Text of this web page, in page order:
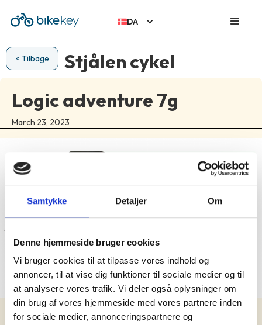
Samtykke Detaljer Om
Denne hjemmeside bruger cookies
Vi bruger cookies til at tilpasse vores indhold og
annoncer, til at vise dig funktioner til sociale medier og til
at analysere vores trafik. Vi deler også oplysninger om
din brug af vores hjemmeside med vores partnere inden
for sociale medier, annonceringspartnere og
DA
< Tilbage
Stjålen cykel
Logic adventure 7g
March 23, 2023
Dusør: